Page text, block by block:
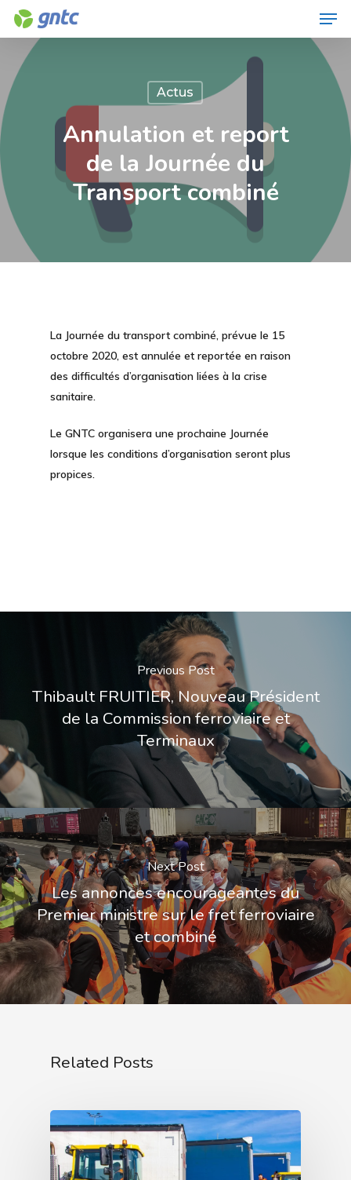
Skip
content
Actus
Annulation et report
de la Journée du
Transport combiné
La Journée du transport combiné, prévue le 15
octobre 2020, est annulée et reportée en raison
des difficultés d’organisation liées à la crise
sanitaire.
Le GNTC organisera une prochaine Journée
lorsque les conditions d’organisation seront plus
propices.
Previous Post
Thibault FRUITIER, Nouveau Président
de la Commission ferroviaire et
Terminaux
Next Post
Les annonces encourageantes du
Premier ministre sur le fret ferroviaire
et combiné
Related Posts
Close
Menu